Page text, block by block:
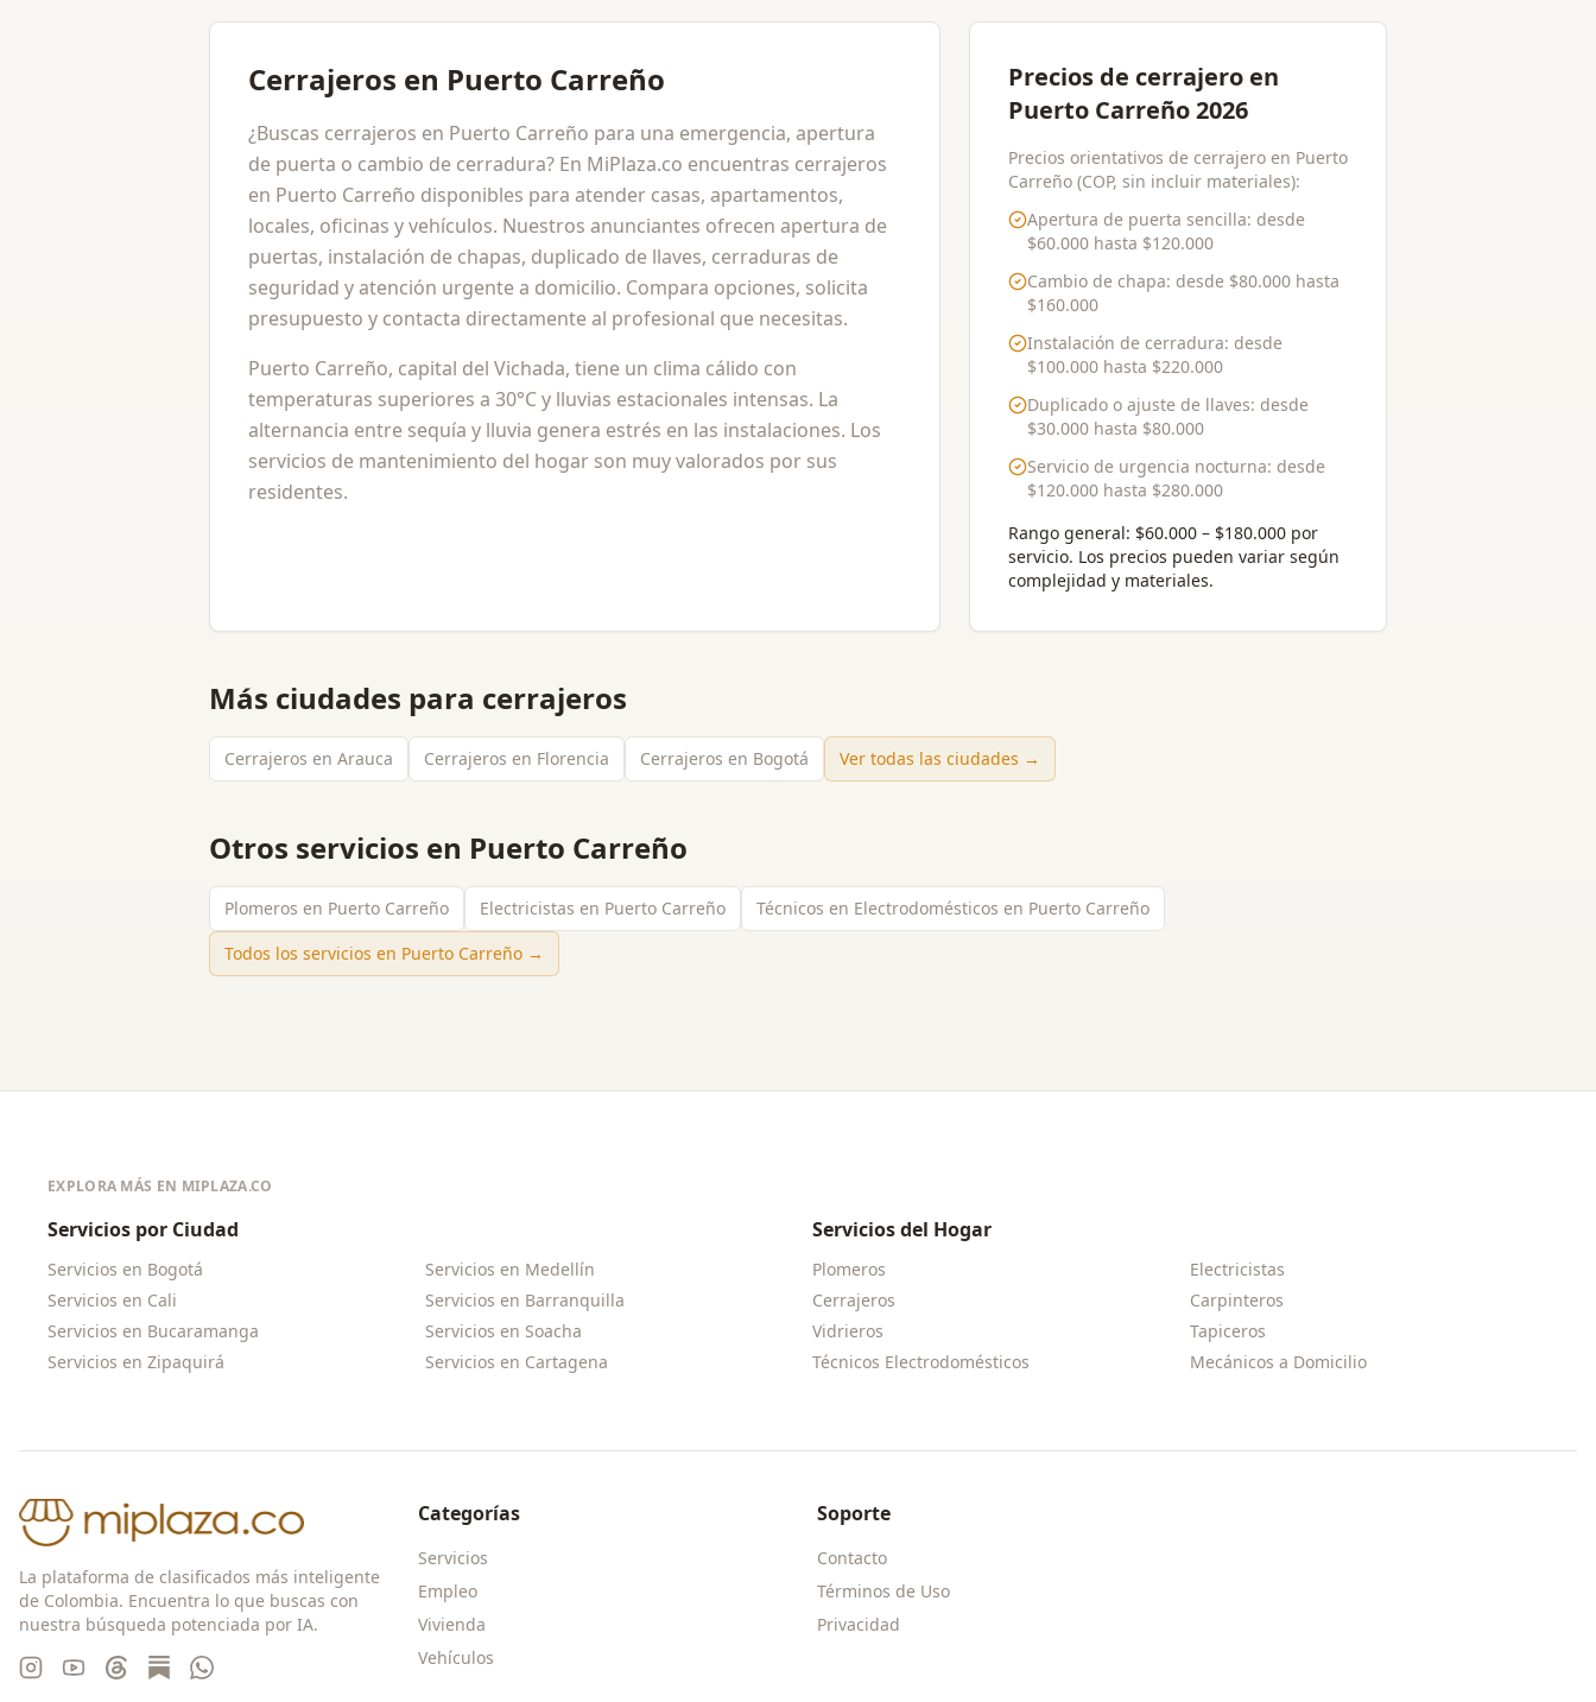
Cerrajeros en Puerto Carreño
¿Buscas cerrajeros en Puerto Carreño para una emergencia, apertura
de puerta o cambio de cerradura? En MiPlaza.co encuentras cerrajeros
en Puerto Carreño disponibles para atender casas, apartamentos,
locales, oficinas y vehículos. Nuestros anunciantes ofrecen apertura de
puertas, instalación de chapas, duplicado de llaves, cerraduras de
seguridad y atención urgente a domicilio. Compara opciones, solicita
presupuesto y contacta directamente al profesional que necesitas.
Puerto Carreño, capital del Vichada, tiene un clima cálido con
temperaturas superiores a 30°C y lluvias estacionales intensas. La
alternancia entre sequía y lluvia genera estrés en las instalaciones. Los
servicios de mantenimiento del hogar son muy valorados por sus
residentes.
Precios de cerrajero en
Puerto Carreño 2026
Precios orientativos de cerrajero en Puerto
Carreño (COP, sin incluir materiales):
Apertura de puerta sencilla: desde
$60.000hasta $120.000
Cambio de chapa: desde $80.000hasta
$160.000
Instalación de cerradura: desde
$100.000hasta $220.000
Duplicado o ajuste de llaves: desde
$30.000hasta $80.000
Servicio de urgencia nocturna: desde
$120.000hasta $280.000
Rango general: $60.000 – $180.000 por
servicio. Los precios pueden variar según
complejidad y materiales.
Más ciudades para cerrajeros
Cerrajeros en Arauca Cerrajeros en Florencia Cerrajeros en Bogotá Ver todas las ciudades →
Otros servicios en Puerto Carreño
Plomeros en Puerto Carreño Electricistas en Puerto Carreño
Técnicos en Electrodomésticos en Puerto Carreño
Todos los servicios en Puerto Carreño →
EXPLORA MÁS EN MIPLAZA.CO
Servicios por Ciudad
Servicios en Bogotá Servicios en Medellín
Servicios en Cali Servicios en Barranquilla
Servicios en Bucaramanga Servicios en Soacha
Servicios en Zipaquirá Servicios en Cartagena
Servicios del Hogar
Plomeros
Electricistas
Cerrajeros
Carpinteros
Vidrieros
Tapiceros
Técnicos Electrodomésticos
Mecánicos a Domicilio
La plataforma de clasificados más inteligente
de Colombia. Encuentra lo que buscas con
nuestra búsqueda potenciada por IA.
Categorías
Servicios
Empleo
Vivienda
Vehículos
Soporte
Contacto
Términos de Uso
Privacidad